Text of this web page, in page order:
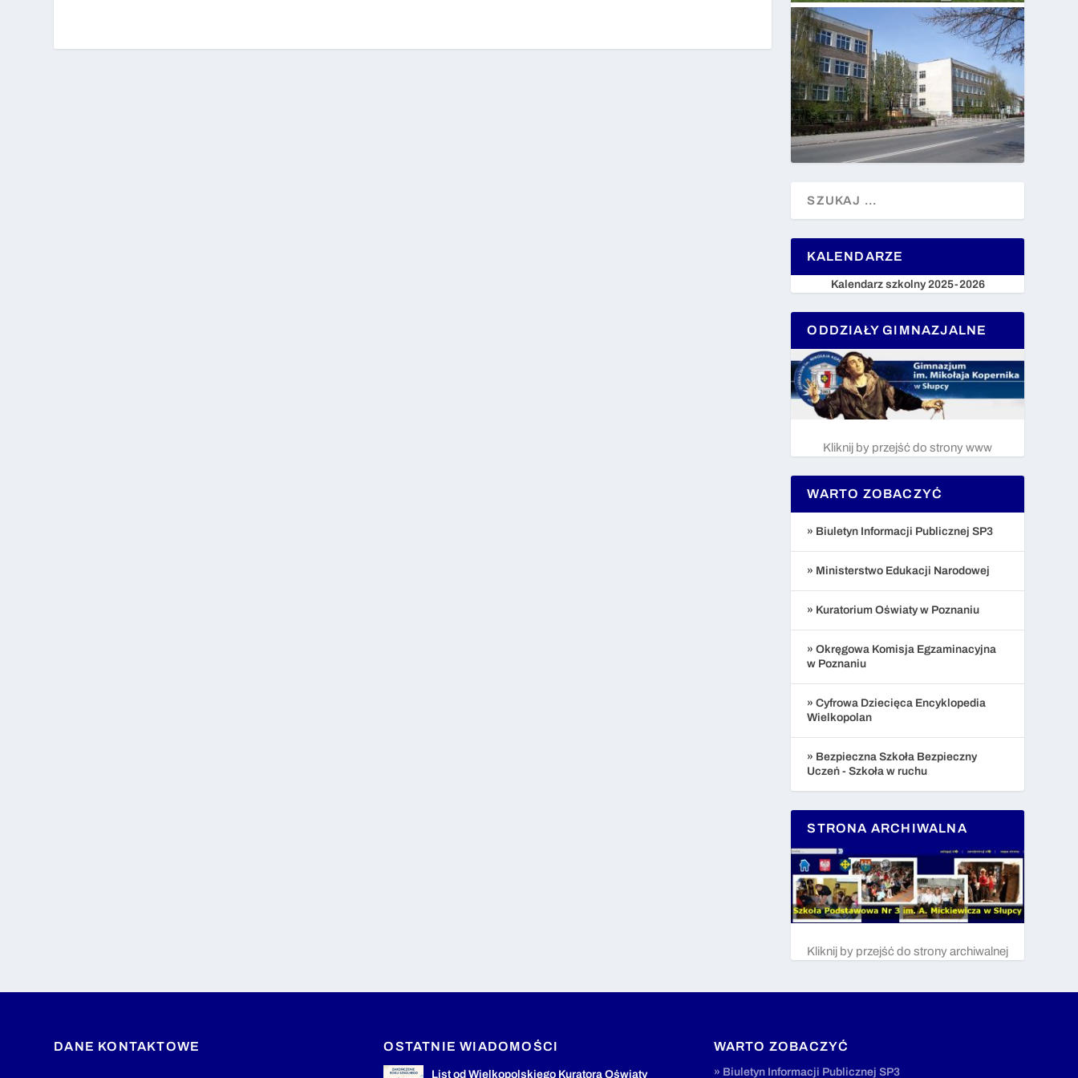
KALENDARZE
Kalendarz szkolny 2025-2026
ODDZIAŁY GIMNAZJALNE
Kliknij by przejść do strony www
WARTO ZOBACZYĆ
» Biuletyn Informacji Publicznej SP3
» Ministerstwo Edukacji Narodowej
» Kuratorium Oświaty w Poznaniu
» Okręgowa Komisja Egzaminacyjna
w Poznaniu
» Cyfrowa Dziecięca Encyklopedia
Wielkopolan
» Bezpieczna Szkoła Bezpieczny
Uczeń - Szkoła w ruchu
STRONA ARCHIWALNA
Kliknij by przejść do strony archiwalnej
DANE KONTAKTOWE OSTATNIE WIADOMOŚCI
List od Wielkopolskiego Kuratora Oświaty
WARTO ZOBACZYĆ
» Biuletyn Informacji Publicznej SP3